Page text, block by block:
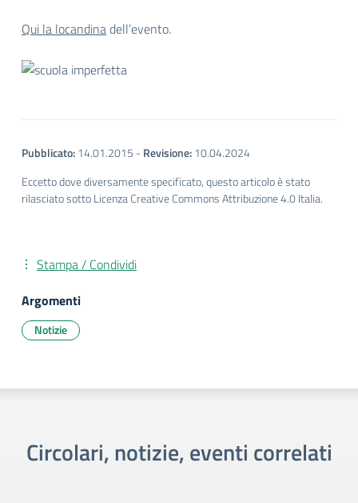
Qui la locandinadell’evento.
Pubblicato:14.01.2015 -Revisione:10.04.2024
Eccetto dove diversamente specificato, questo articolo è stato
rilasciato sotto Licenza Creative Commons Attribuzione 4.0 Italia.
Stampa / Condividi
Argomenti
Notizie
Circolari, notizie, eventi correlati